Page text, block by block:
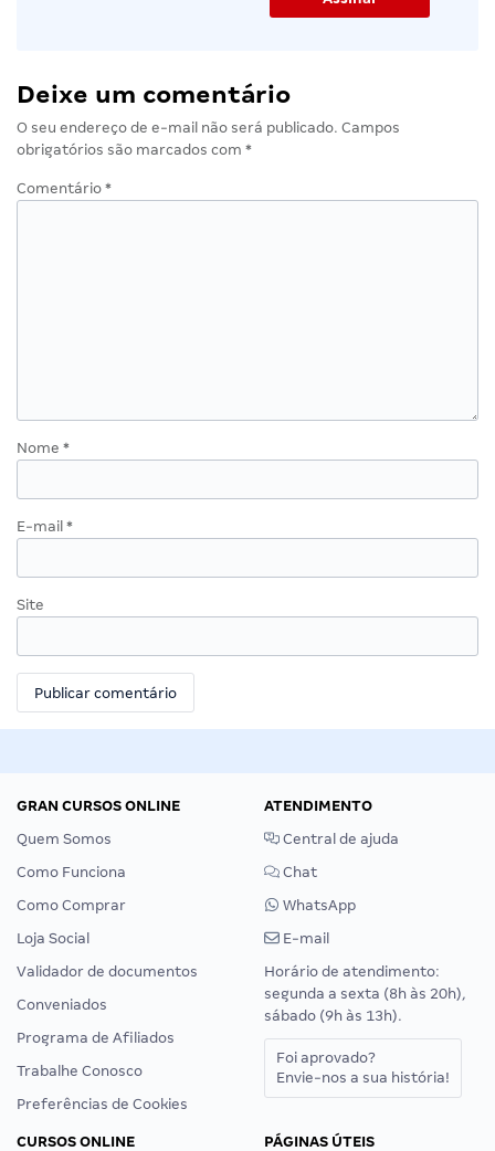
Deixe um comentário
O seu endereço de e-mail não será publicado. Campos
obrigatórios são marcados com *
Comentário *
Nome *
E-mail *
Site
GRAN CURSOS ONLINE
Quem Somos
Como Funciona
Como Comprar
Loja Social
Validador de documentos
Conveniados
Programa de Afiliados
Trabalhe Conosco
Preferências de Cookies
ATENDIMENTO
Central de ajuda
Chat
WhatsApp
E-mail
Horário de atendimento:
segunda a sexta (8h às 20h),
sábado (9h às 13h).
Foi aprovado?
Envie-nos a sua história!
CURSOS ONLINE
PÁGINAS ÚTEIS